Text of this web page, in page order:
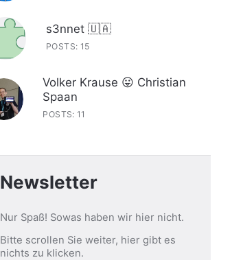
s3nnet 🇺🇦
POSTS: 15
Volker Krause 😛 Christian
Spaan
POSTS: 11
Newsletter
Nur Spaß! Sowas haben wir hier nicht.
Bitte scrollen Sie weiter, hier gibt es
nichts zu klicken.